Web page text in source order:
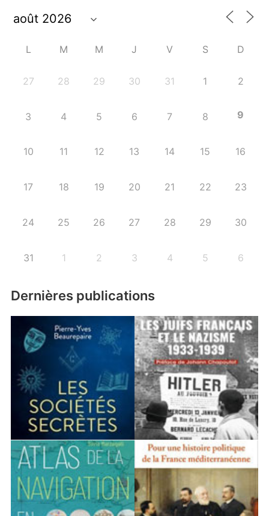
L M M J V S D
27 28 29 30 31 1 2
3 4 5 6 7 8 9
10 11 12 13 14 15 16
17 18 19 20 21 22 23
24 25 26 27 28 29 30
31 1 2 3 4 5 6
Dernières publications